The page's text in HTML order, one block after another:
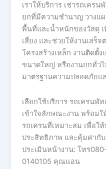
เราให้บริการ เช่ารถเคร
ยกที่มีความชำนาญ วางแ
พื้นที่และน้ำหนักของวัสดุ
เสี่ยง และช่วยให้งานเสร็
โครงสร้างเหล็ก งานติดตั้
ขนาดใหญ่ หรืองานยกทั่วไ
มาตรฐานความปลอดภัยแ
เลือกใช้บริการ รถเครนพั
เข้าใจลักษณะงาน พร้อม
รถเครนที่เหมาะสม เพื่อใ
ประสิทธิภาพ และคุ้มค่ากั
ประเมินหน้างาน: โทร
0140105 คุณเเอน